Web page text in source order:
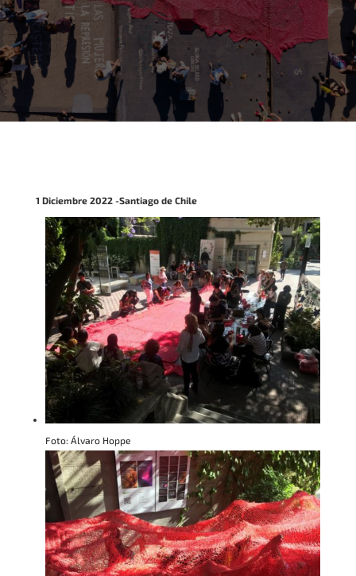
1 Diciembre 2022 -Santiago de Chile
Foto: Álvaro Hoppe